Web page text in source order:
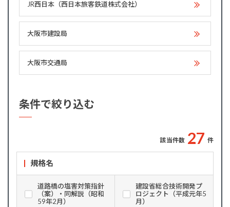
JR西日本（西日本旅客鉄道株式会社）
大阪市建設局
大阪市交通局
条件で絞り込む
該当件数 27 件
規格名
道路橋の塩害対策指針
（案）・同解説（昭和
59年2月）
建設省総合技術開発プ
ロジェクト（平成元年5
月）